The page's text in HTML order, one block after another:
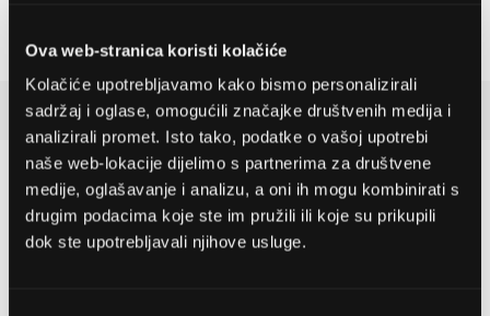
Ova web-stranica koristi kolačiće
Kolačiće upotrebljavamo kako bismo personalizirali
sadržaj i oglase, omogućili značajke društvenih medija i
analizirali promet. Isto tako, podatke o vašoj upotrebi
naše web-lokacije dijelimo s partnerima za društvene
medije, oglašavanje i analizu, a oni ih mogu kombinirati s
drugim podacima koje ste im pružili ili koje su prikupili
dok ste upotrebljavali njihove usluge.
Bluetooth
Da
Detaljan opis
Preporučujemo za vas